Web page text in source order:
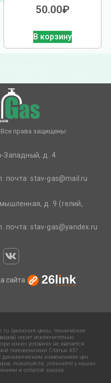
50.00₽
В корзину
права защищены
Западный, д. 4
почта: stav-gas@mail.ru​
д. 9 (гелий,
почта: stav-gas@yandex.ru​
сайта
(включая цены, технические
носит исключительно
каких условиях не является
положениями Статьи 437
динамическим изменением цен
пожалуйста, уточняйте у наших
и оплатой заказа.